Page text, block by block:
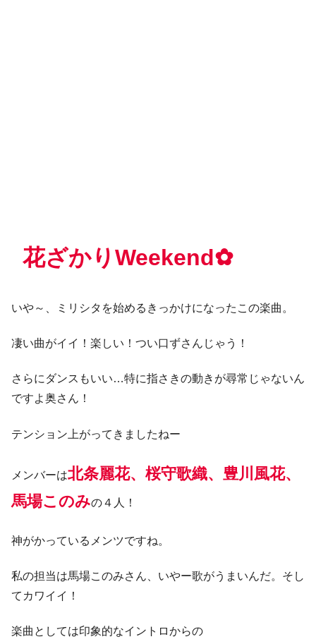
花ざかりWeekend✿
いや～、ミリシタを始めるきっかけになったこの楽曲。
凄い曲がイイ！楽しい！つい口ずさんじゃう！
さらにダンスもいい…特に指さきの動きが尋常じゃないん
ですよ奥さん！
テンション上がってきましたねー
メンバーは北条麗花、桜守歌織、豊川風花、
馬場このみの４人！
神がかっているメンツですね。
私の担当は馬場このみさん、いやー歌がうまいんだ。そし
てカワイイ！
楽曲としては印象的なイントロからの